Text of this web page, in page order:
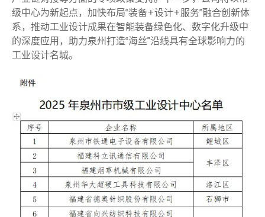
级中心为新起点，加快布局“装备+设计+服务”融合创新体
系，推动工业设计成果在智能装备绿色化、数字化升级中
的深度应用，助力泉州打造“海丝”沿线具有全球影响力的
工业设计名城。